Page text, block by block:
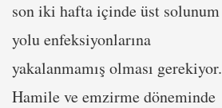
son iki hafta içinde üst solunum
yolu enfeksiyonlarına
yakalanmamış olması gerekiyor.
Hamile ve emzirme döneminde